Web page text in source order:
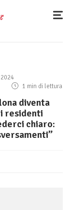
1 min di lettura
diventa
residenti
chiaro: